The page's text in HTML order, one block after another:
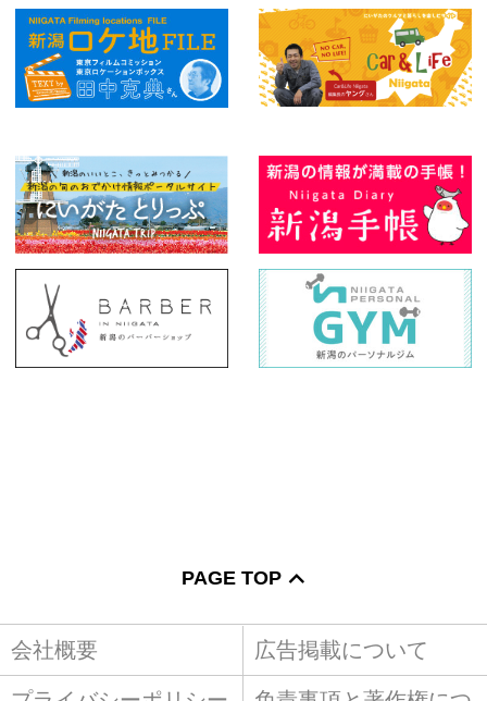
PAGE TOP
会社概要 広告掲載について